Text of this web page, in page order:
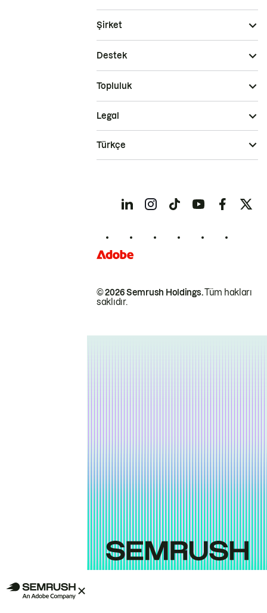
Şirket
Destek
Topluluk
© 2026 Semrush Holdings.Tüm hakları
saklıdır.
Legal
Türkçe